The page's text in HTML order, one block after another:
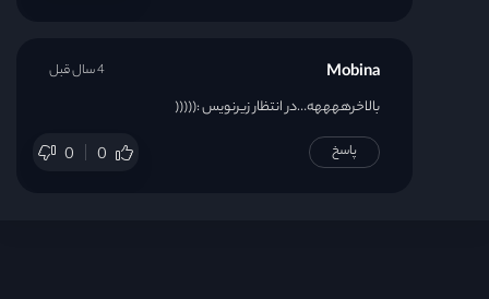
Mobina
بالاخرههههه…در انتظار زیرنویس :(((((
0 0
4 سال قبل
پاسخ